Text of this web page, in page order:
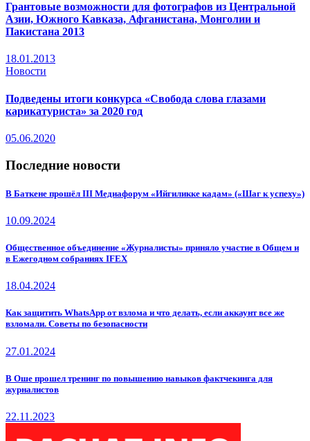
Грантовые возможности для фотографов из Центральной
Азии, Южного Кавказа, Афганистана, Монголии и
Пакистана 2013
18.01.2013
Новости
Подведены итоги конкурса «Свобода слова глазами
карикатуриста» за 2020 год
05.06.2020
Последние новости
В Баткене прошёл III Медиафорум «Ийгиликке кадам» («Шаг к успеху»)
10.09.2024
Общественное объединение «Журналисты» приняло участие в Общем и
в Ежегодном собраниях IFEX
18.04.2024
Как защитить WhatsApp от взлома и что делать, если аккаунт все же
взломали. Советы по безопасности
27.01.2024
В Оше прошел тренинг по повышению навыков фактчекинга для
журналистов
22.11.2023